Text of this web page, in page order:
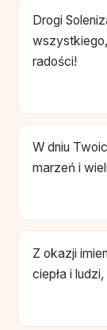
Drogi
radości!
W dniu
marzeń i
Z okazji
ciepła i